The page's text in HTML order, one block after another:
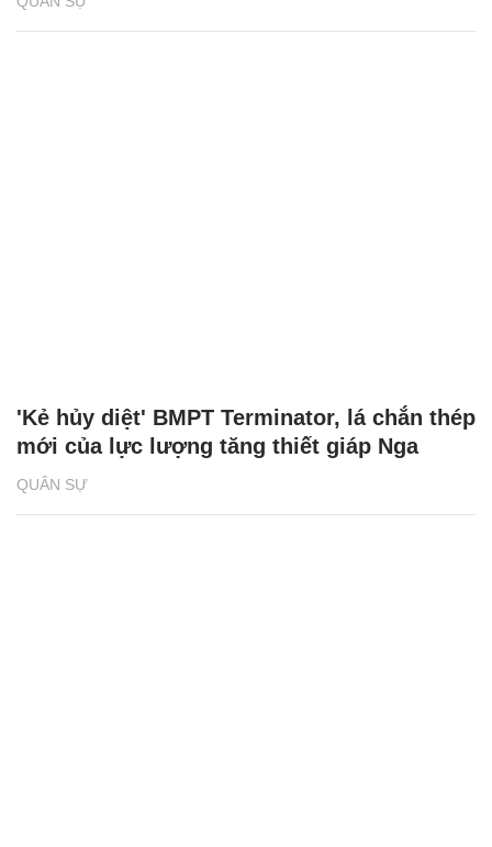
QUÂN SỰ
'Kẻ hủy diệt' BMPT Terminator, lá chắn thép
mới của lực lượng tăng thiết giáp Nga